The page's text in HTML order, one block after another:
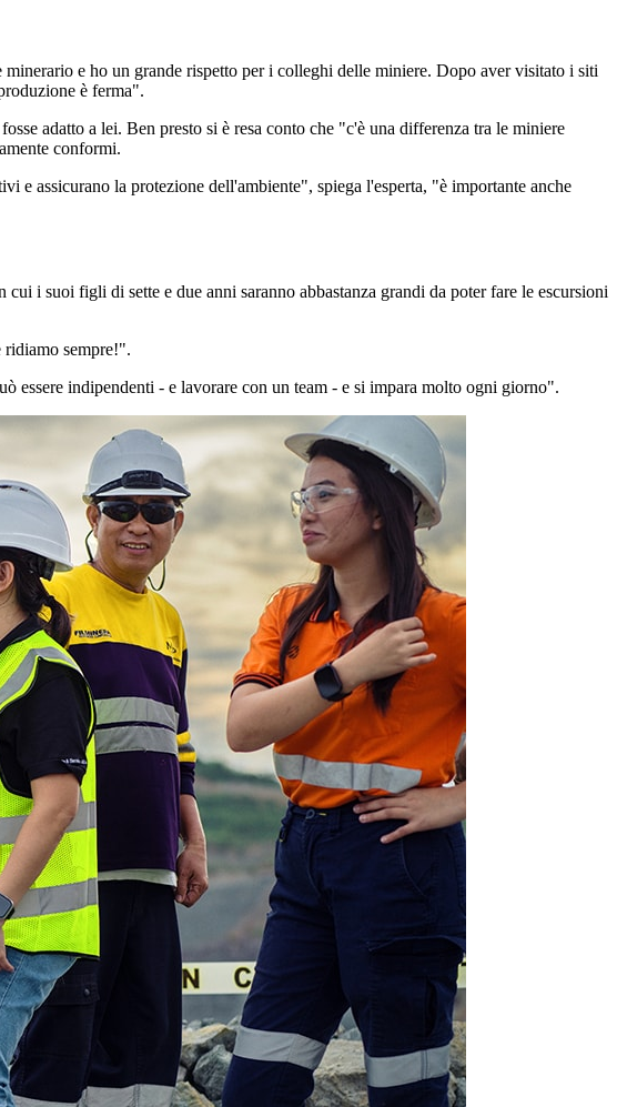
e ho un grande rispetto per i colleghi delle miniere. Dopo aver visitato i siti
è ferma".
adatto a lei. Ben presto si è resa conto che "c'è una differenza tra le miniere
conformi.
e assicurano la protezione dell'ambiente", spiega l'esperta, "è importante anche
i suoi figli di sette e due anni saranno abbastanza grandi da poter fare le escursioni
sempre!".
essere indipendenti - e lavorare con un team - e si impara molto ogni giorno".